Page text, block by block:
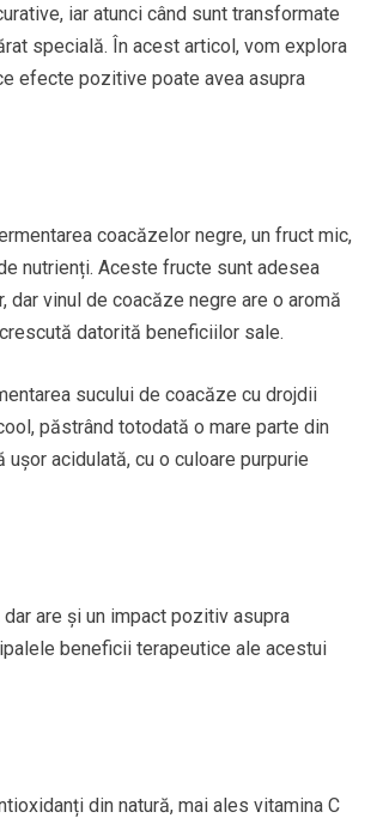
iar atunci când sunt transformate
specială. În acest articol, vom explora
efecte pozitive poate avea asupra
coacăzelor negre, un fruct mic,
nutrienți. Aceste fructe sunt adesea
vinul de coacăze negre are o aromă
datorită beneficiilor sale.
sucului de coacăze cu drojdii
păstrând totodată o mare parte din
acidulată, cu o culoare purpurie
are și un impact pozitiv asupra
beneficii terapeutice ale acestui
din natură, mai ales vitamina C